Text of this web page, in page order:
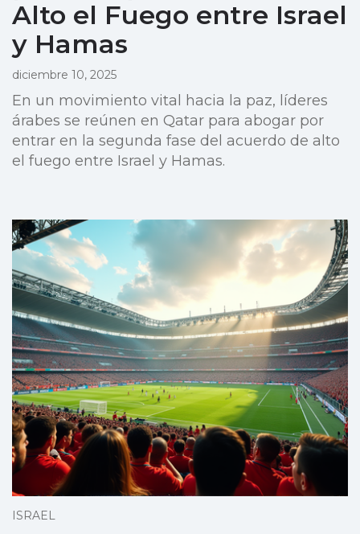
Alto el Fuego entre Israel
y Hamas
diciembre 10, 2025
En un movimiento vital hacia la paz, líderes
árabes se reúnen en Qatar para abogar por
entrar en la segunda fase del acuerdo de alto
el fuego entre Israel y Hamas.
ISRAEL